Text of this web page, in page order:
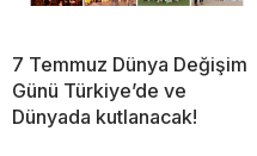
7 Temmuz Dünya Değişim
Günü Türkiye’de ve
Dünyada kutlanacak!